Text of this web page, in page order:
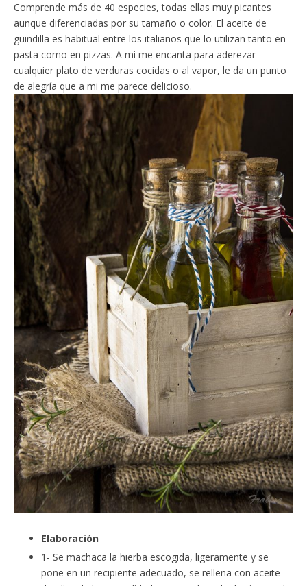
Comprende más de 40 especies, todas ellas muy picantes
aunque diferenciadas por su tamaño o color. El aceite de
guindilla es habitual entre los italianos que lo utilizan tanto en
pasta como en pizzas. A mi me encanta para aderezar
cualquier plato de verduras cocidas o al vapor, le da un punto
de alegría que a mi me parece delicioso.
Elaboración
1- Se machaca la hierba escogida, ligeramente y se
pone en un recipiente adecuado, se rellena con aceite